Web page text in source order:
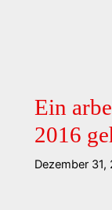
Ein
2016
Dezember 31,